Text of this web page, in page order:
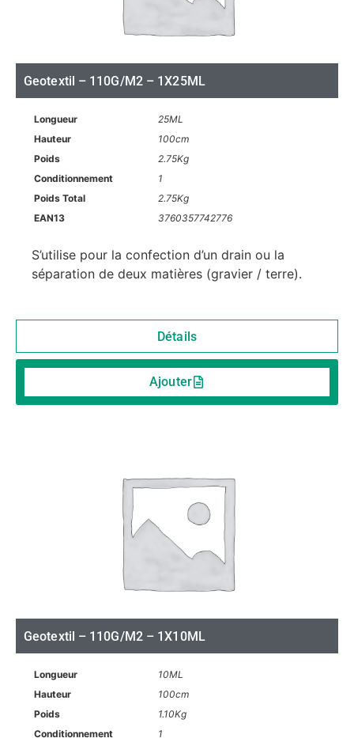
Geotextil – 110G/M2 – 1X25ML
Longueur
25ML
Hauteur
100cm
Poids
2.75Kg
Conditionnement
1
Poids Total
2.75Kg
EAN13
3760357742776
S’utilise pour la confection d’un drain ou la
séparation de deux matières (gravier / terre).
Détails
Ajouter
Geotextil – 110G/M2 – 1X10ML
Longueur
10ML
Hauteur
100cm
Poids
1.10Kg
Conditionnement
1